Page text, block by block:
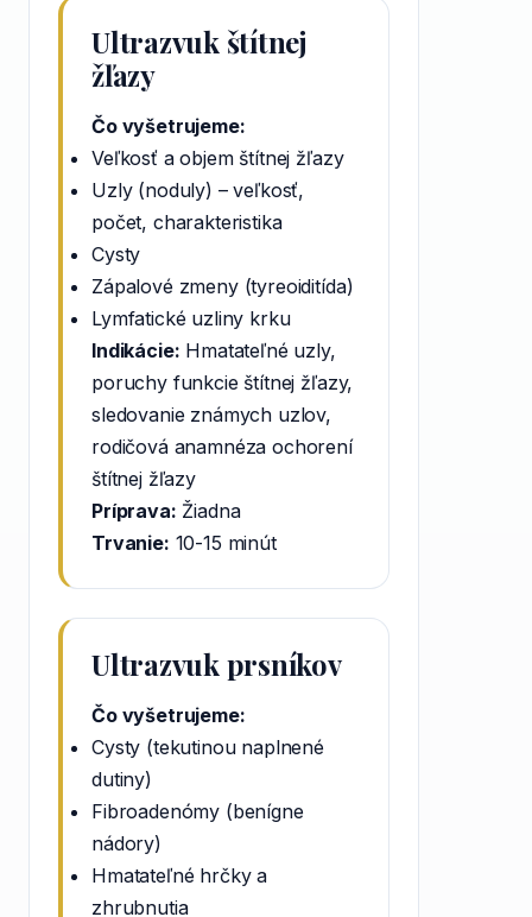
Ultrazvuk štítnej
žľazy
Čo vyšetrujeme:
Veľkosť a objem štítnej žľazy
Uzly (noduly) – veľkosť,
počet, charakteristika
Cysty
Zápalové zmeny (tyreoiditída)
Lymfatické uzliny krku
Indikácie: Hmatateľné uzly,
poruchy funkcie štítnej žľazy,
sledovanie známych uzlov,
rodičová anamnéza ochorení
štítnej žľazy
Príprava: Žiadna
Trvanie: 10-15 minút
Ultrazvuk prsníkov
Čo vyšetrujeme:
Cysty (tekutinou naplnené
dutiny)
Fibroadenómy (benígne
nádory)
Hmatateľné hrčky a
zhrubnutia